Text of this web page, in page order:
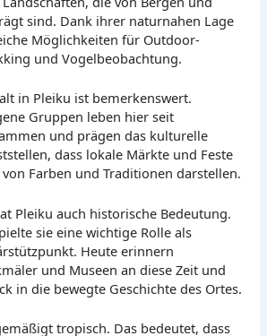
sind. Dank ihrer naturnahen Lage
Möglichkeiten für Outdoor-
und Vogelbeobachtung.
in Pleiku ist bemerkenswert.
Gruppen leben hier seit
und prägen das kulturelle
dass lokale Märkte und Feste
Farben und Traditionen darstellen.
Pleiku auch historische Bedeutung.
sie eine wichtige Rolle als
Heute erinnern
und Museen an diese Zeit und
in die bewegte Geschichte des Ortes.
tropisch. Das bedeutet, dass